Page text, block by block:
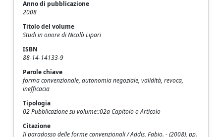
Anno di pubblicazione
2008
Titolo del volume
Studi in onore di Nicolò Lipari
ISBN
88-14-14133-9
Parole chiave
forma convenzionale, autonomia negoziale, validità, revoca,
inefficacia
Tipologia
02 Pubblicazione su volume::02a Capitolo o Articolo
Citazione
Il paradosso delle forme convenzionali / Addis, Fabio. - (2008), pp.